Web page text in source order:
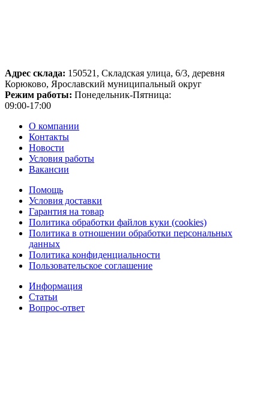
Адрес склада: 150521, Складская улица, 6/3, деревня
Корюково, Ярославский муниципальный округ
Режим работы: Понедельник-Пятница:
09:00-17:00
О компании
Контакты
Новости
Условия работы
Вакансии
Помощь
Условия доставки
Гарантия на товар
Политика обработки файлов куки (cookies)
Политика в отношении обработки персональных
данных
Политика конфиденциальности
Пользовательское соглашение
Информация
Статьи
Вопрос-ответ